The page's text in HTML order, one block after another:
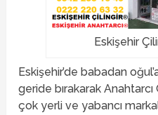
Eskişehir
Eskişehir’de babadan
geride bırakarak
çok yerli ve yabancı